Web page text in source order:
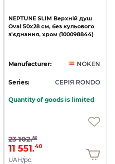
NEPTUNE SLIM Верхній душ
Oval 50x28 см, без кульового
з'єднання, хром (100098844)
Manufacturer: NOKEN
Series: СЕРІЯ RONDO
Quantity of goods is limited
23 102.80
11 551.40
UAH/pc.